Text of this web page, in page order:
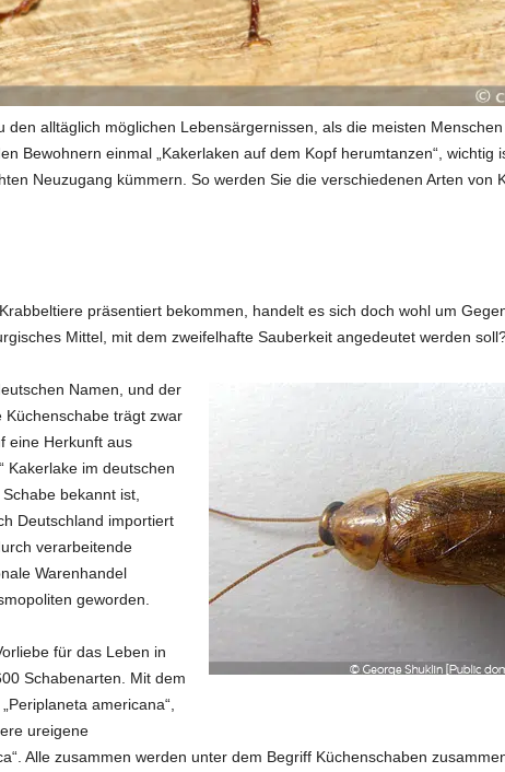
alltäglich möglichen Lebensärgernissen, als die meisten
Bewohnern einmal „Kakerlaken auf dem Kopf herumtanzen“, wichtig
Neuzugang kümmern. So werden Sie die verschiedenen Arten von
präsentiert bekommen, handelt es sich doch wohl um
Mittel, mit dem zweifelhafte Sauberkeit angedeutet werden
Namen, und der
Küchenschabe trägt zwar
eine Herkunft aus
Kakerlake im deutschen
bekannt ist,
Deutschland importiert
verarbeitende
Warenhandel
geworden.
für das Leben in
Schabenarten. Mit dem
americana“,
ureigene
Alle zusammen werden unter dem Begriff Küchenschaben